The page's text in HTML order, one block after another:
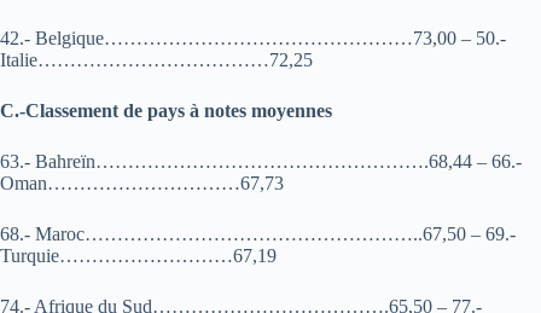
42.- Belgique…………………………………………73,00 – 50.-
Italie………………………………72,25
C.-Classement de pays à notes moyennes
63.- Bahreïn…………………………………………….68,44 – 66.-
Oman…………………………67,73
68.- Maroc……………………………………………..67,50 – 69.-
Turquie………………………67,19
74.- Afrique du Sud……………………………….65,50 – 77.-